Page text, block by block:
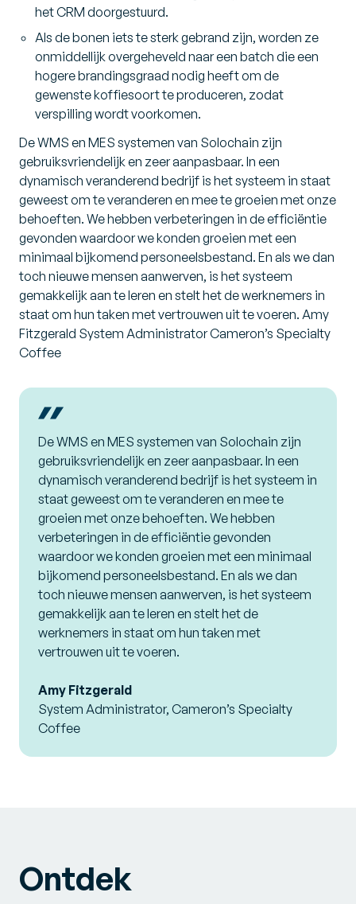
het CRM doorgestuurd.
Als de bonen iets te sterk gebrand zijn, worden ze
onmiddellijk overgeheveld naar een batch die een
hogere brandingsgraad nodig heeft om de
gewenste koffiesoort te produceren, zodat
verspilling wordt voorkomen.
De WMS en MES systemen van Solochain zijn
gebruiksvriendelijk en zeer aanpasbaar. In een
dynamisch veranderend bedrijf is het systeem in staat
geweest om te veranderen en mee te groeien met onze
behoeften. We hebben verbeteringen in de efficiëntie
gevonden waardoor we konden groeien met een
minimaal bijkomend personeelsbestand. En als we dan
toch nieuwe mensen aanwerven, is het systeem
gemakkelijk aan te leren en stelt het de werknemers in
staat om hun taken met vertrouwen uit te voeren. Amy
Fitzgerald System Administrator Cameron’s Specialty
Coffee
De WMS en MES systemen van Solochain zijn
gebruiksvriendelijk en zeer aanpasbaar. In een
dynamisch veranderend bedrijf is het systeem in
staat geweest om te veranderen en mee te
groeien met onze behoeften. We hebben
verbeteringen in de efficiëntie gevonden
waardoor we konden groeien met een minimaal
bijkomend personeelsbestand. En als we dan
toch nieuwe mensen aanwerven, is het systeem
gemakkelijk aan te leren en stelt het de
werknemers in staat om hun taken met
vertrouwen uit te voeren.
Amy Fitzgerald
System Administrator, Cameron’s Specialty
Coffee
Ontdek